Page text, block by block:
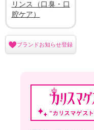
リンス（口臭・口
腔ケア）
ブランドお知らせ登録